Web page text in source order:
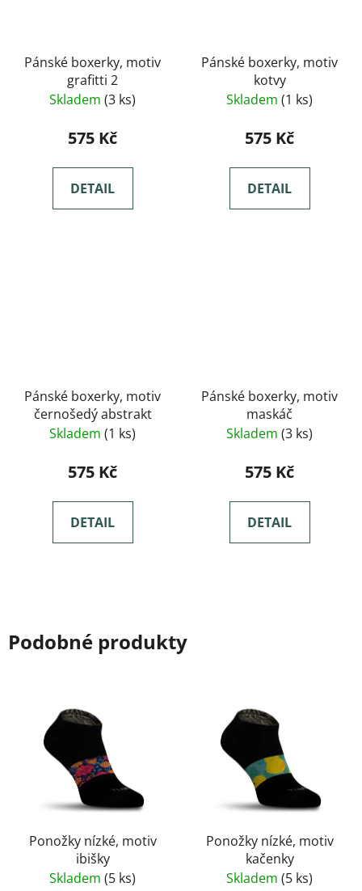
Pánské boxerky, motiv
grafitti 2
Skladem (3 ks)
575 Kč
DETAIL
Pánské boxerky, motiv
kotvy
Skladem (1 ks)
575 Kč
DETAIL
Pánské boxerky, motiv
černošedý abstrakt
Skladem (1 ks)
575 Kč
DETAIL
Pánské boxerky, motiv
maskáč
Skladem (3 ks)
575 Kč
DETAIL
Podobné produkty
Ponožky nízké, motiv
ibišky
Skladem (5 ks)
Ponožky nízké, motiv
kačenky
Skladem (5 ks)